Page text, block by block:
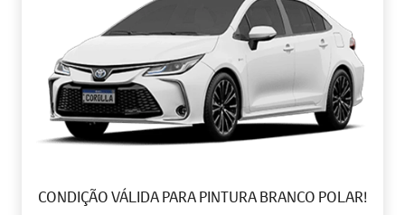
CONDIÇÃO VÁLIDA PARA PINTURA BRANCO POLAR!